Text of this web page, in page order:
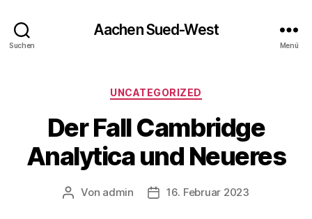
Suchen
Aachen Sued-West
Menü
Kategorien
UNCATEGORIZED
Der Fall Cambridge
Analytica und Neueres
Beitragsautor
Von admin Veröffentlichungsdatum
16. Februar 2023